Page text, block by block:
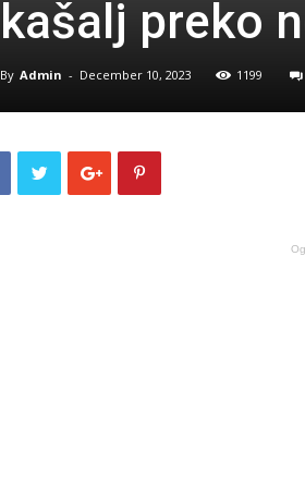
kašalj preko
By Admin - December 10, 2023 1199